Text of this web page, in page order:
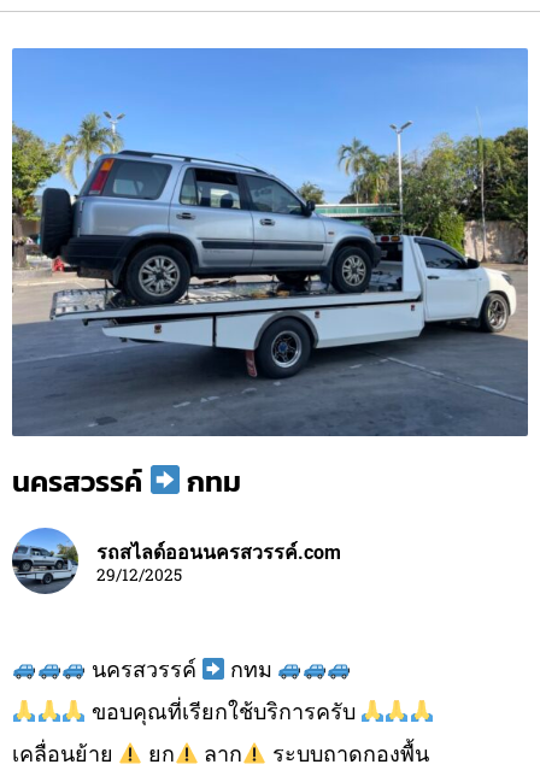
นครสวรรค์ กทม
รถสไลด์ออนนครสวรรค์.com
29/12/2025
นครสวรรค์
กทม
ขอบคุณที่เรียกใช้บริการครับ
เคลื่อนย้าย
ยก ลาก
ระบบถาดกองพื้น